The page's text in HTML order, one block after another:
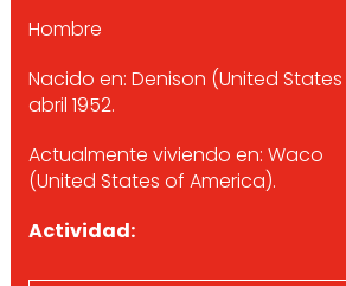
Hombre
Nacido en: Denison (United States
abril 1952.
Actualmente viviendo en: Waco
(United States of America).
Actividad: